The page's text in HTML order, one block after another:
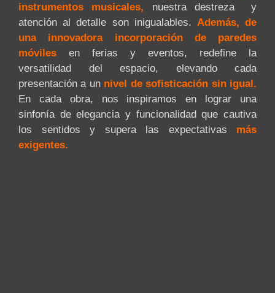
instrumentos musicales, nuestra destreza y
atención al detalle son inigualables. Además, de
una innovadora incorporación de paredes
móviles en ferias y eventos, redefine la
versatilidad del espacio, elevando cada
presentación a un nivel de sofisticación sin igual.
En cada obra, nos inspiramos en lograr una
sinfonía de elegancia y funcionalidad que cautiva
los sentidos y supera las expectativas más
exigentes.